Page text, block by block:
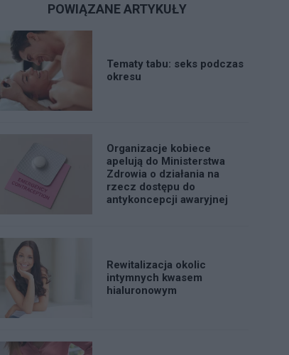
POWIĄZANE ARTYKUŁY
Tematy tabu: seks podczas
okresu
Organizacje kobiece
apelują do Ministerstwa
Zdrowia o działania na
rzecz dostępu do
antykoncepcji awaryjnej
Rewitalizacja okolic
intymnych kwasem
hialuronowym